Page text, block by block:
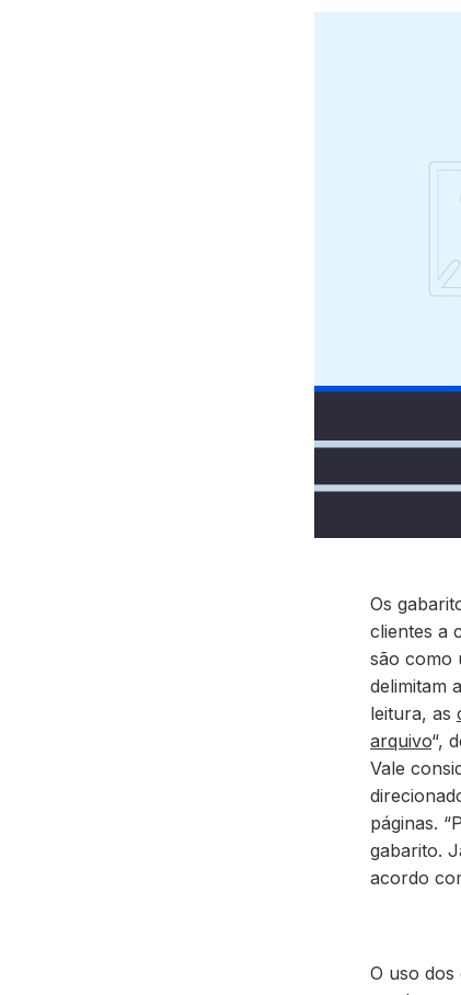
Os
clientes a
são como
delimitam
leitura, as
arquivo“,
Vale
páginas.
gabarito.
acordo
O uso dos